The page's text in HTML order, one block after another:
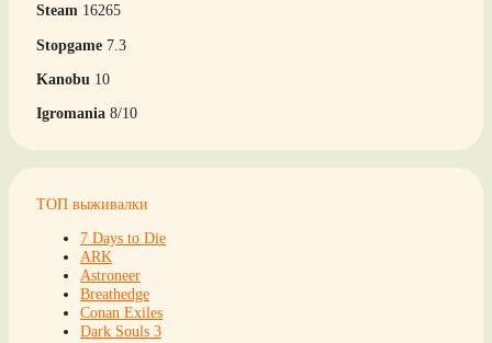
Steam 16265
Stopgame 7.3
Kanobu 10
Igromania 8/10
ТОП выживалки
7 Days to Die
ARK
Astroneer
Breathedge
Conan Exiles
Dark Souls 3